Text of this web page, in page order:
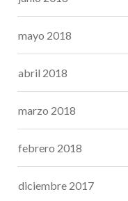
mayo 2018
abril 2018
marzo 2018
febrero 2018
diciembre 2017